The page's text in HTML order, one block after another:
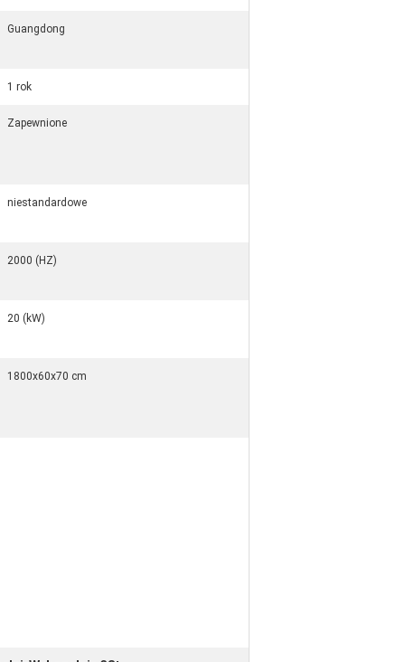
Guangdong
1 rok
Zapewnione
niestandardowe
2000 (HZ)
20 (kW)
1800x60x70 cm